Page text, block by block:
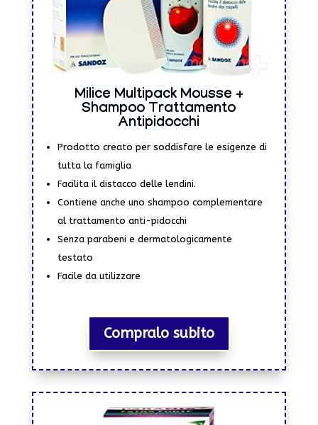
Milice Multipack Mousse +
Shampoo Trattamento
Antipidocchi
Prodotto creato per soddisfare le esigenze di
tutta la famiglia
Facilita il distacco delle lendini.
Contiene anche uno shampoo complementare
al trattamento anti-pidocchi
Senza parabeni e dermatologicamente
testato
Facile da utilizzare
Compralo subito